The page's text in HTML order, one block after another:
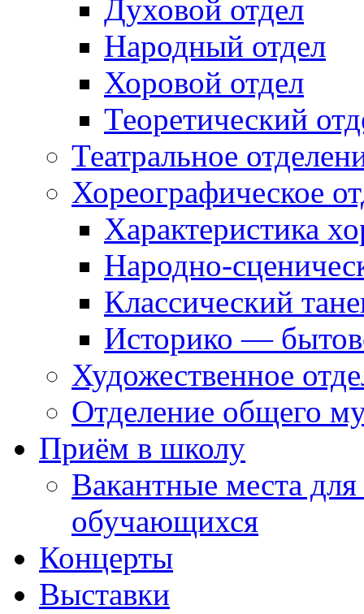
Духовой отдел
Народный отдел
Хоровой отдел
Теоретический
Театральное
Хореографическое
Характеристика
Народно-
Классический
Историко —
Художественное
Отделение общего
Приём в школу
Вакантные места
обучающихся
Концерты
Выставки